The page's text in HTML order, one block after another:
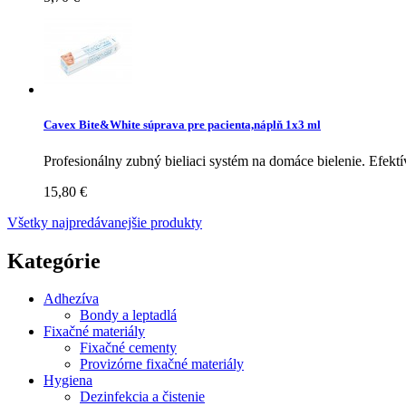
Cavex Bite&White súprava pre pacienta,náplň 1x3 ml
Profesionálny zubný bieliaci systém na domáce bielenie.
15,80 €
Všetky najpredávanejšie produkty
Kategórie
Adhezíva
Bondy a leptadlá
Fixačné materiály
Fixačné cementy
Provizórne fixačné materiály
Hygiena
Dezinfekcia a čistenie